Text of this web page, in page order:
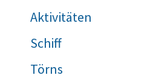
Aktivitäten
Schiff
Törns